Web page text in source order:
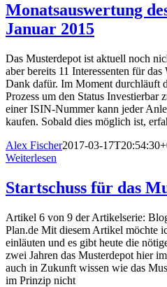
Monatsauswertung
Januar 2015
Das Musterdepot ist aktuell noch
aber bereits 11 Interessenten für
Dank dafür. Im Moment durchläuft
Prozess um den Status Investierbar
einer ISIN-Nummer kann jeder
kaufen. Sobald dies möglich ist,
Alex Fischer2017-03-
Weiterlesen
Startschuss für das
Artikel 6 von 9 der Artikelserie:
Plan.de Mit diesem Artikel möchte
einläuten und es gibt heute die
zwei Jahren das Musterdepot hier
auch in Zukunft wissen wie das
im Prinzip nicht